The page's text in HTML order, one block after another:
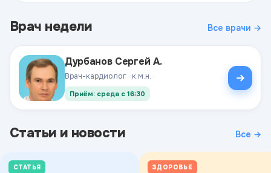
Врач недели Все врачи →
Дурбанов Сергей А.
Врач-кардиолог · к.м.н.
Приём: среда с 16:30
Статьи и новости Все →
СТАТЬЯ ЗДОРОВЬЕ